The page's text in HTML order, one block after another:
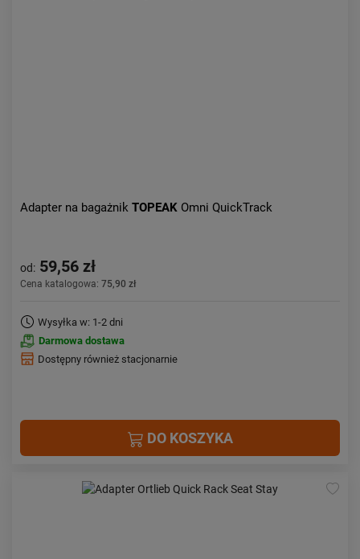
Adapter na bagażnik TOPEAK Omni QuickTrack
od: 59,56 zł
Cena katalogowa: 75,90 zł
Wysyłka w: 1-2 dni
Darmowa dostawa
Dostępny również stacjonarnie
DO KOSZYKA